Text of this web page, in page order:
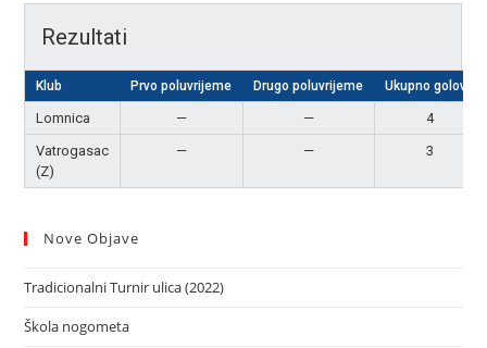
Rezultati
Klub Prvo poluvrijeme Drugo poluvrijeme Ukupno golova
Lomnica — —
4
Vatrogasac
(Z)
— — 3
Nove Objave
Tradicionalni Turnir ulica (2022)
Škola nogometa